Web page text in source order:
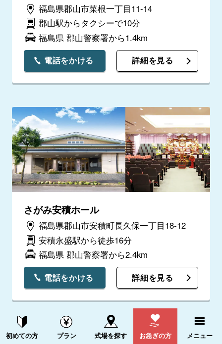
福島県郡山市菜根一丁目11-14
郡山駅からタクシーで10分
福島県 郡山警察署から1.4km
電話をかける 詳細を見る
さがみ安積ホール
福島県郡山市安積町長久保一丁目18-12
安積永盛駅から徒歩16分
福島県 郡山警察署から2.4km
電話をかける 詳細を見る
資料請求する 電話をかける
初めての方 プラン 式場を探す お急ぎの方 メニュー